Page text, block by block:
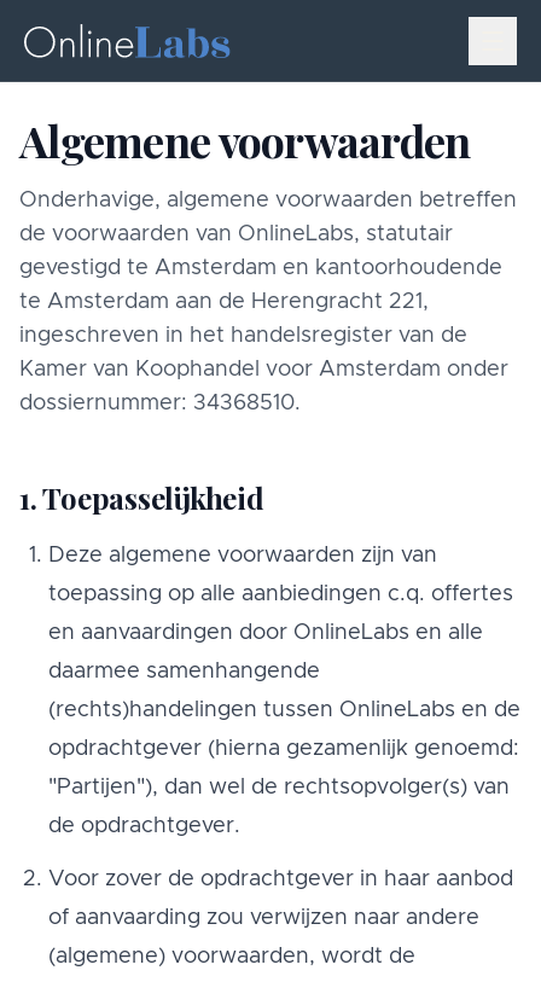
Algemene voorwaarden
Onderhavige, algemene voorwaarden betreffen
de voorwaarden van OnlineLabs, statutair
gevestigd te Amsterdam en kantoorhoudende
te Amsterdam aan de Herengracht 221,
ingeschreven in het handelsregister van de
Kamer van Koophandel voor Amsterdam onder
dossiernummer: 34368510.
1. Toepasselijkheid
Deze algemene voorwaarden zijn van
toepassing op alle aanbiedingen c.q. offertes
en aanvaardingen door OnlineLabs en alle
daarmee samenhangende
(rechts)handelingen tussen OnlineLabs en de
opdrachtgever (hierna gezamenlijk genoemd:
"Partijen"), dan wel de rechtsopvolger(s) van
de opdrachtgever.
Voor zover de opdrachtgever in haar aanbod
of aanvaarding zou verwijzen naar andere
(algemene) voorwaarden, wordt de